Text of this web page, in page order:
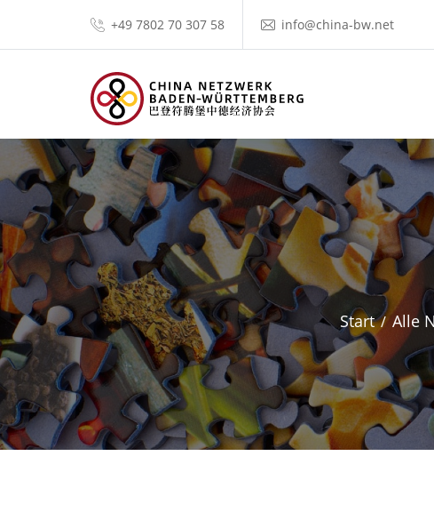
+49 7802 70 307 58 info@china-bw.net
Start Alle